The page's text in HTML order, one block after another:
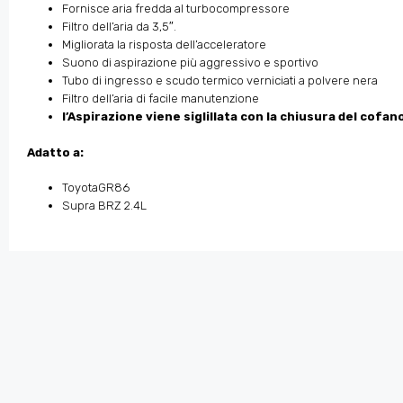
Fornisce aria fredda al turbocompressore
Filtro dell’aria da 3,5″.
Migliorata la risposta dell’acceleratore
Suono di aspirazione più aggressivo e sportivo
Tubo di ingresso e scudo termico verniciati a polvere nera
Filtro dell’aria di facile manutenzione
l’Aspirazione viene siglillata con la chiusura del
Adatto a:
ToyotaGR86
Supra BRZ 2.4L